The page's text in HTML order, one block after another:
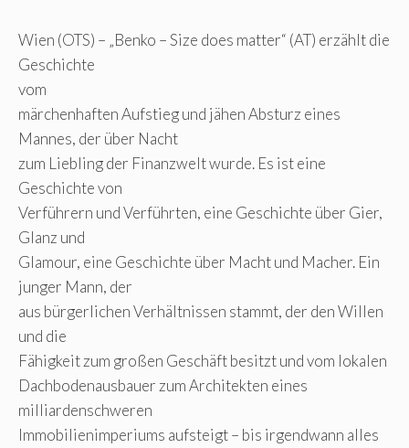
Wien (OTS) – „Benko – Size does matter“ (AT) erzählt die
Geschichte
vom
märchenhaften Aufstieg und jähen Absturz eines
Mannes, der über Nacht
zum Liebling der Finanzwelt wurde. Es ist eine
Geschichte von
Verführern und Verführten, eine Geschichte über Gier,
Glanz und
Glamour, eine Geschichte über Macht und Macher. Ein
junger Mann, der
aus bürgerlichen Verhältnissen stammt, der den Willen
und die
Fähigkeit zum großen Geschäft besitzt und vom lokalen
Dachbodenausbauer zum Architekten eines
milliardenschweren
Immobilienimperiums aufsteigt – bis irgendwann alles